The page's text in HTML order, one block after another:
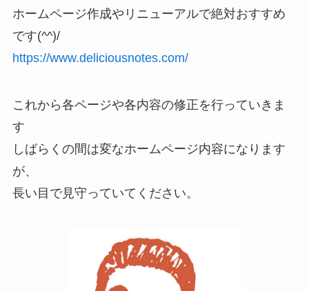
ホームページ作成やリニューアルで絶対おすすめ
です(^^)/
https://www.deliciousnotes.com/
これから各ページや各内容の修正を行っていきま
す
しばらくの間は変なホームページ内容になります
が、
長い目で見守っていてください。